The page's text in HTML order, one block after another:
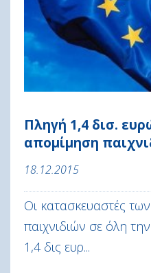
Πληγή 1,4 δισ.
απομίμηση
18.12.2015
Οι κατασκευαστές
παιχνιδιών σε όλη
1,4 δις ευρ...